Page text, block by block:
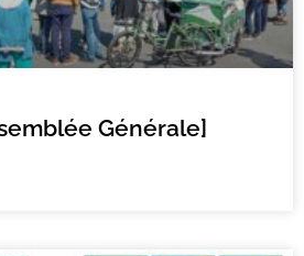
Générale]